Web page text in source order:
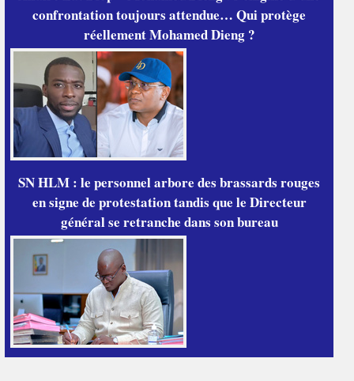
confrontation toujours attendue… Qui protège
réellement Mohamed Dieng ?
SN HLM : le personnel arbore des brassards rouges
en signe de protestation tandis que le Directeur
général se retranche dans son bureau